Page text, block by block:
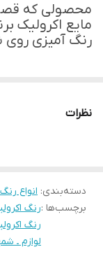
محصولی که
مایع اکرولیک
رنگ آمیزی
نظرات
دسته‌بندی: انواع
برچسب‌ها :رنگ
رنگ
لوازم ـ